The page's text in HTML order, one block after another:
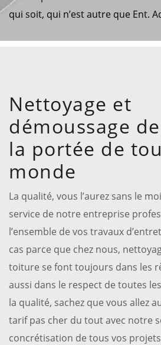
qui soit, qui n’est autre que Ent.
Nettoyage et
démoussage
la portée de
monde
La qualité, vous l’aurez sans le
service de notre entreprise
l’ensemble de vos travaux
cas parce que chez nous,
toiture se font toujours dans les
aussi dans le respect de toutes
la qualité, sachez que vous allez
tarif pas cher du tout avec notre
concrétisation de tous vos